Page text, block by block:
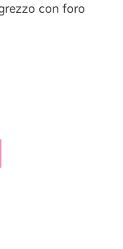
con foro